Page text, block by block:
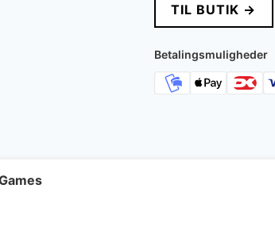
TIL BUTIK →
Betalingsmuligheder